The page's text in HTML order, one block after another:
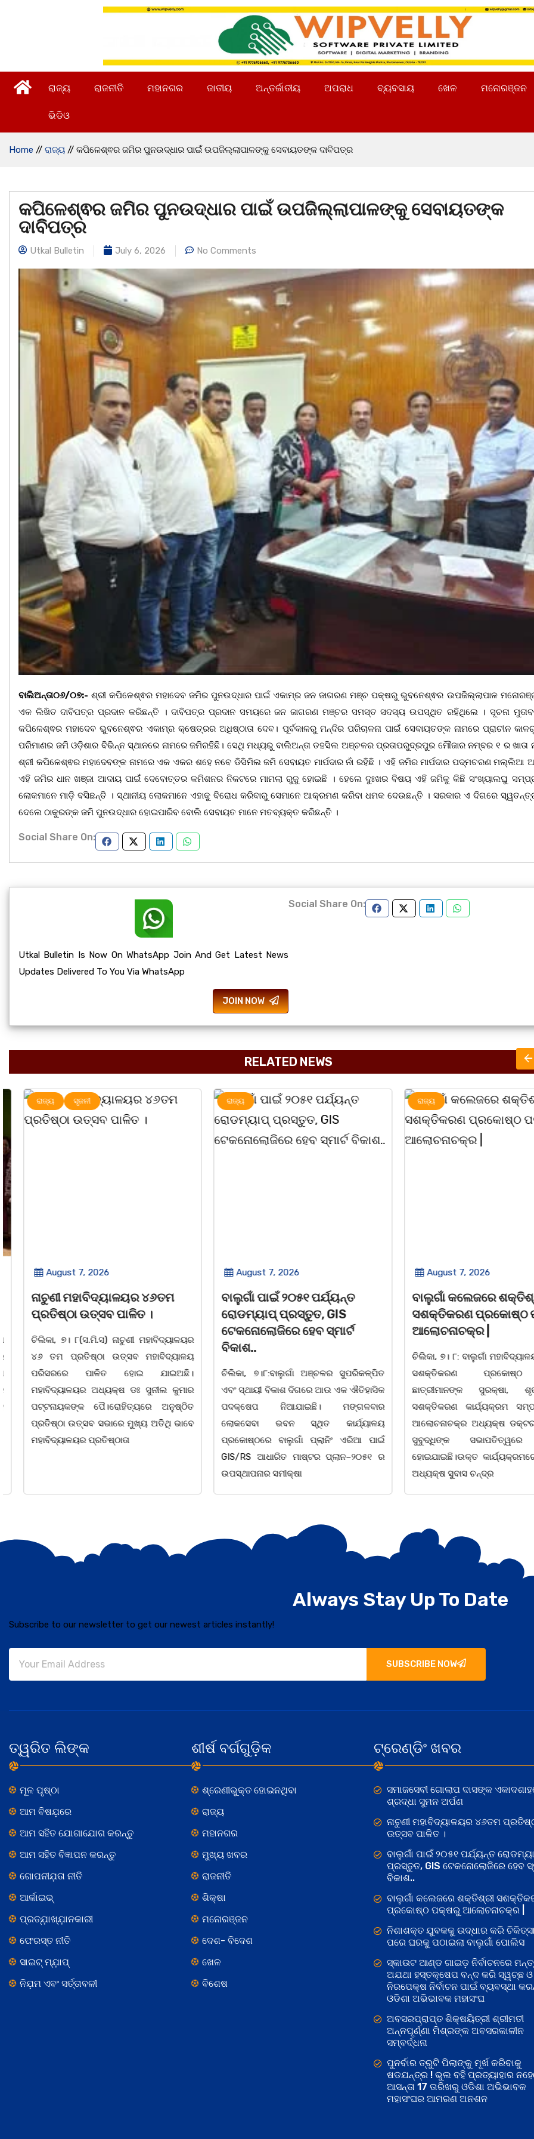
ରାଜ୍ୟ ରାଜନୀତି ମହାନଗର ଜାତୀୟ ଅନ୍ତର୍ଜାତୀୟ ଅପରାଧ ବ୍ୟବସାୟ ଖେଳ ମନୋରଞ୍ଜନ
ଭିଡିଓ
Home // ରାଜ୍ୟ // କପିଳେଶ୍ଵର ଜମିର ପୁନଉଦ୍ଧାର ପାଇଁ ଉପଜିଲ୍ଲାପାଳଙ୍କୁ ସେବାୟତଙ୍କ ଦାବିପତ୍ର
କପିଳେଶ୍ଵର ଜମିର ପୁନଉଦ୍ଧାର ପାଇଁ ଉପଜିଲ୍ଲାପାଳଙ୍କୁ ସେବାୟତଙ୍କ
ଦାବିପତ୍ର
Utkal Bulletin July 6, 2026 No Comments
ବାଲିଅନ୍ତା୦୬/୦୭:- ଶ୍ରୀ କପିଳେଶ୍ଵର ମହାଦେବ ଜମିର ପୁନଉଦ୍ଧାର ପାଇଁ ଏକାମ୍ର ଜନ ଜାଗରଣ ମଞ୍ଚ ପକ୍ଷରୁ ଭୁବନେଶ୍ଵର ଉପଜିଲ୍ଲାପାଳ
ଏକ ଲିଖିତ ଦାବିପତ୍ର ପ୍ରଦାନ କରିଛନ୍ତି । ଦାବିପତ୍ର ପ୍ରଦାନ ସମୟରେ ଜନ ଜାଗରଣ ମଞ୍ଚର ସମସ୍ତ ସଦସ୍ୟ ଉପସ୍ଥିତ ରହିଥିଲେ । ସୂଚନା
କପିଳେଶ୍ଵର ମହାଦେବ ଭୁବନେଶ୍ଵର ଏକାମ୍ର କ୍ଷେତ୍ରର ଅଧିଷ୍ଠାତା ଦେବ। ପୂର୍ବକାଳରୁ ମନ୍ଦିର ପରିଚାଳନା ପାଇଁ ସେବାୟତଙ୍କ ନାମରେ ପ୍ରାଚୀନ
ପରିମାଣର ଜମି ଓଡ଼ିଶାର ବିଭିନ୍ନ ସ୍ଥାନରେ ନାମରେ ଜମିରହିଛି। ସେଥି ମଧ୍ୟରୁ ବାଲିଅନ୍ତା ତହସିଲ ଅଞ୍ଚଳର ପ୍ରତାପରୁଦ୍ରପୁର ମୌଜାର ନମ୍ବର ୧ ର ଖାତା
ଶ୍ରୀ କପିଳେଶ୍ଵର ମହାଦେବଙ୍କ ନାମରେ ଏକ ଏକର ଶହେ ନବେ ଡିସିମିଲ ଜମି ସେବାୟତ ମାର୍ପଦାର ନାଁ ରହିଛି । ଏହି ଜମିର ମାର୍ପଦାର ପଦ୍ମଚରଣ ମଲ୍ଲିଆ
ଏହି ଜମିର ଧାନ ଖଞ୍ଜା ଆଦାୟ ପାଇଁ ଦେବୋତ୍ତର କମିଶନର ନିକଟରେ ମାମଲା ରୁଜୁ ହୋଇଛି । ହେଲେ ଦୁଃଖର ବିଷୟ ଏହି ଜମିକୁ କିଛି ସଂଖ୍ୟାଲଘୁ
ଲୋକମାନେ ମାଡ଼ି ବସିଛନ୍ତି । ସ୍ଥାନୀୟ ଲୋକମାନେ ଏହାକୁ ବିରୋଧ କରିବାରୁ ସେମାନେ ଆକ୍ରମଣ କରିବା ଧମକ ଦେଉଛନ୍ତି । ସରକାର ଏ ଦିଗରେ
ଦେଲେ ଠାକୁରଙ୍କ ଜମି ପୁନଉଦ୍ଧାର ହୋଇପାରିବ ବୋଲି ସେବାୟତ ମାନେ ମତବ୍ୟକ୍ତ କରିଛନ୍ତି ।
Social Share On:
Utkal Bulletin Is Now On WhatsApp Join And Get Latest News
Updates Delivered To You Via WhatsApp
JOIN NOW
Social Share On:
RELATED NEWS
ରାଜ୍ୟ ସୃଜନୀ
August 7, 2026
ନାଚୁଣୀ ମହାବିଦ୍ୟାଳୟର ୪୬ତମ
ପ୍ରତିଷ୍ଠା ଉତ୍ସବ ପାଳିତ ।
ଚିଲିକା, ୭। ୮(ସ.ମି.ସ) ନାଚୁଣୀ ମହାବିଦ୍ୟାଳୟର
୪୬ ତମ ପ୍ରତିଷ୍ଠା ଉତ୍ସବ ମହାବିଦ୍ୟାଳୟ
ପରିସରରେ ପାଳିତ ହୋଇ ଯାଇଅଛି।
ମହାବିଦ୍ୟାଳୟର ଅଧ୍ୟକ୍ଷ ଡଃ ସୁନୀଲ କୁମାର
ପଟ୍ଟନାୟକଙ୍କ ପୈ।ରୋହିତ୍ୟରେ ଅନୁଷ୍ଠିତ
ପ୍ରତିଷ୍ଠା ଉତ୍ସବ ସଭାରେ ମୁଖ୍ୟ ଅତିଥି ଭାବେ
ମହାବିଦ୍ୟାଳୟର ପ୍ରତିଷ୍ଠାତା
ରାଜ୍ୟ
August 7, 2026
ବାଲୁଗାଁ ପାଇଁ ୨୦୫୧ ପର୍ଯ୍ୟନ୍ତ
ରୋଡମ୍ୟାପ୍ ପ୍ରସ୍ତୁତ, GIS
ଟେକନୋଲୋଜିରେ ହେବ ସ୍ମାର୍ଟ
ବିକାଶ..
ଚିଲିକା, ୭।୮:ବାଲୁଗାଁ ଅଞ୍ଚଳର ସୁପରିକଳ୍ପିତ
ଏବଂ ସ୍ଥାୟୀ ବିକାଶ ଦିଗରେ ଆଉ ଏକ ଐତିହାସିକ
ପଦକ୍ଷେପ ନିଆଯାଇଛି। ମଙ୍ଗଳବାର
ଲୋକସେବା ଭବନ ସ୍ଥିତ କାର୍ଯ୍ୟାଳୟ
ପ୍ରକୋଷ୍ଠରେ ବାଲୁଗାଁ ପ୍ଲାନିଂ ଏରିଆ ପାଇଁ
GIS/RS ଆଧାରିତ ମାଷ୍ଟର ପ୍ଲାନ–୨୦୫୧ ର
ଉପସ୍ଥାପନାର ସମୀକ୍ଷା
ରାଜ୍ୟ
August 7, 2026
ବାଲୁଗାଁ କଲେଜରେ ଶକ୍ତିଶ୍ରୀ
ସଶକ୍ତିକରଣ ପ୍ରକୋଷ୍ଠ
ଆଲୋଚନାଚକ୍ର |
ଚିଲିକା, ୭। ୮: ବାଲୁଗାଁ ମହାବିଦ୍ୟାଳୟ
ସଶକ୍ତିକରଣ ପ୍ରକୋଷ୍ଠ
ଛାତ୍ରୀମାନଙ୍କ ସୁରକ୍ଷା,
ସଶକ୍ତିକରଣ କାର୍ଯ୍ୟକ୍ରମ
ଆଲୋଚନାଚକ୍ର ଅଧ୍ୟକ୍ଷ ଡକ୍ଟର
ସୁବୁଦ୍ଧିଙ୍କ ସଭାପତିତ୍ୱରେ
ହୋଇଯାଇଛି।ଉକ୍ତ କାର୍ଯ୍ୟକ୍ରମରେ
ଅଧ୍ୟକ୍ଷ ସୁବାସ ଚନ୍ଦ୍ର
Always Stay Up To Date
Subscribe to our newsletter to get our newest articles instantly!
SUBSCRIBE NOW
ତ୍ୱରିତ ଲିଙ୍କ
ମୂଳ ପୃଷ୍ଠା
ଆମ ବିଷଯ଼ରେ
ଆମ ସହିତ ଯୋଗାଯୋଗ କରନ୍ତୁ
ଆମ ସହିତ ବିଜ୍ଞାପନ କରନ୍ତୁ
ଗୋପନୀଯ଼ତା ନୀତି
ଆର୍କାଇଭ୍
ପ୍ରତ୍ଯ଼ାଖ୍ଯ଼ାନକାରୀ
ଫେରସ୍ତ ନୀତି
ସାଇଟ୍ ମ୍ଯ଼ାପ୍
ନିଯ଼ମ ଏବଂ ସର୍ତ୍ତାବଳୀ
ଶୀର୍ଷ ବର୍ଗଗୁଡ଼ିକ
ଶ୍ରେଣୀଭୁକ୍ତ ହୋଇନଥିବା
ରାଜ୍ୟ
ମହାନଗର
ମୁଖ୍ୟ ଖବର
ରାଜନୀତି
ଶିକ୍ଷା
ମନୋରଞ୍ଜନ
ଦେଶ- ବିଦେଶ
ଖେଳ
ବିଶେଷ
ଟ୍ରେଣ୍ଡିଂ ଖବର
ସମାଜସେବୀ ଗୋଲାପ ଦାସଙ୍କ
ଶ୍ରଦ୍ଧା ସୁମନ ଅର୍ପଣ
ନାଚୁଣୀ ମହାବିଦ୍ୟାଳୟର ୪୬ତମ
ଉତ୍ସବ ପାଳିତ ।
ବାଲୁଗାଁ ପାଇଁ ୨୦୫୧ ପର୍ଯ୍ୟନ୍ତ
ପ୍ରସ୍ତୁତ, GIS ଟେକନୋଲୋଜିରେ ହେବ
ବିକାଶ..
ବାଲୁଗାଁ କଲେଜରେ ଶକ୍ତିଶ୍ରୀ
ପ୍ରକୋଷ୍ଠ ପକ୍ଷରୁ ଆଲୋଚନାଚକ୍ର |
ନିଶାଶକ୍ତ ଯୁବକକୁ ଉଦ୍ଧାର କରି ଚିକିତ୍ସା
ପରେ ଘରକୁ ପଠାଇଲା ବାଲୁଗାଁ ପୋଲିସ
ସ୍କାଉଟ ଆଣ୍ଡ ଗାଇଡ଼ ନିର୍ବାଚନରେ
ଅଯଥା ହସ୍ତକ୍ଷେପ ବନ୍ଦ କରି ସ୍ୱଚ୍ଛ ଓ
ନିରପେକ୍ଷ ନିର୍ବାଚନ ପାଇଁ ବ୍ୟବସ୍ଥା
ଓଡିଶା ଅଭିଭାବକ ମହାସଂଘ
ଅବସରପ୍ରାପ୍ତ ଶିକ୍ଷୟିତ୍ରୀ ଶ୍ରୀମତୀ
ଅନ୍ନପୂର୍ଣ୍ଣା ମିଶ୍ରଙ୍କ ଅବସରକାଳୀନ
ସମ୍ବର୍ଦ୍ଧନା
ପୁନର୍ବାର ତ୍ରୁଟି ପିଲାଙ୍କୁ ମୂର୍ଖ କରିବାକୁ
ଷଡଯନ୍ତ୍ର ! ଭୁଲ ବହି ପ୍ରତ୍ୟାହାର
ଆସନ୍ତା 17 ତାରିଖରୁ ଓଡିଶା ଅଭିଭାବକ
ମହାସଂଘର ଆମରଣ ଅନଶନ